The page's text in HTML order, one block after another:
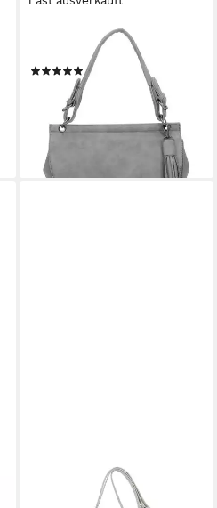
FRITZI AUS PREUSSEN
Umhängetasche Vintage
(1)
28,00 € UVP
lieferbar - in 2-3 Werktagen bei dir
FRITZI AUS PREUSSEN
Umhängetasche Herzli